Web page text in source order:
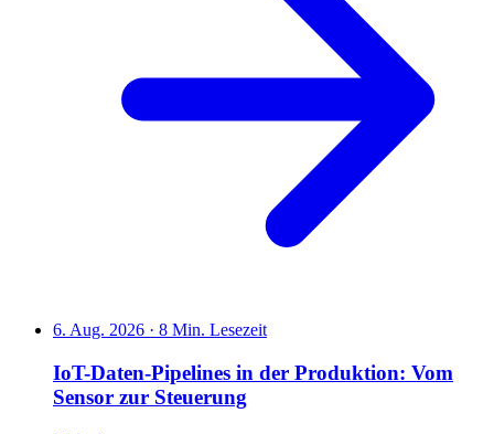
6. Aug. 2026 · 8 Min. Lesezeit
IoT-Daten-Pipelines in der Produktion: Vom
Sensor zur Steuerung